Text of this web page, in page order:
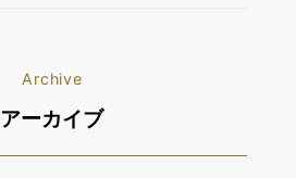
Archive
アーカイブ